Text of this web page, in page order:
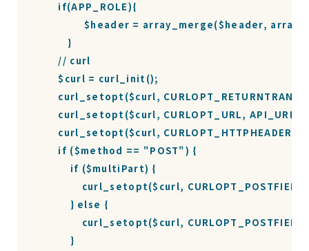
        if(APP_ROLE){
$header = array_merge($header,
		}
        // curl
        $curl = curl_init();
curl_setopt($curl,
curl_setopt($curl, CURLOPT_URL, API_URL.
curl_setopt($curl, CURLOPT_HTTPHEADER,
        if ($method == "POST") {
            if ($multiPart) {
curl_setopt($curl,
            } else {
curl_setopt($curl,
            }